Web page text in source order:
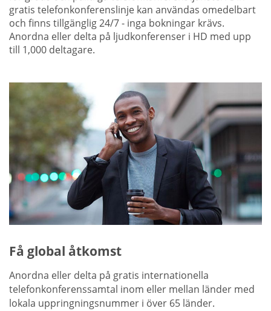
gratis telefonkonferenslinje kan användas omedelbart
och finns tillgänglig 24/7 - inga bokningar krävs.
Anordna eller delta på ljudkonferenser i HD med upp
till 1,000 deltagare.
Få global åtkomst
Anordna eller delta på gratis internationella
telefonkonferenssamtal inom eller mellan länder med
lokala uppringningsnummer i över 65 länder.